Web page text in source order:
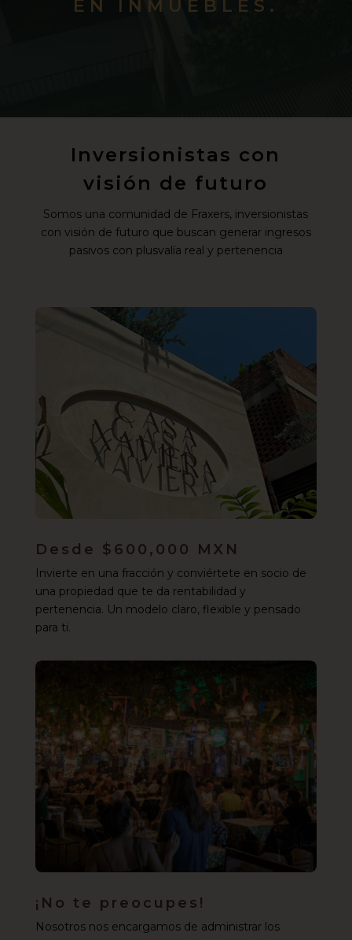
EN INMUEBLES.
Inversionistas con
visión de futuro
Somos una comunidad de Fraxers, inversionistas
con visión de futuro que buscan generar ingresos
pasivos con plusvalía real y pertenencia
Desde $600,000 MXN
Invierte en una fracción y conviértete en socio de
una propiedad que te da rentabilidad y
pertenencia. Un modelo claro, flexible y pensado
para ti.
¡No te preocupes!
Nosotros nos encargamos de administrar los